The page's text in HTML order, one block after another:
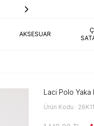
AKSESUAR
Laci Polo Yaka
Ürün Kodu :